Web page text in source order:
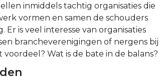
inmiddels tachtig organisaties die
vormen en samen de schouders
is veel interesse van organisaties
brancheverenigingen of nergens bij
Wat is de bate in de balans?